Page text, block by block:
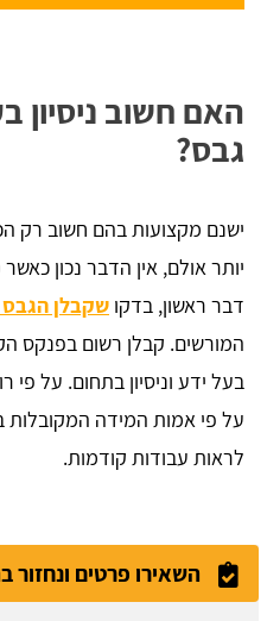
האם חשוב ניסיון
גבס?
ישנם מקצועות בהם חשוב רק
יותר אולם, אין הדבר נכון
דבר ראשון, בדקו שקבלן
המורשים. קבלן רשום בפנקס
בעל ידע וניסיון בתחום. על
על פי אמות המידה המקובלות
לראות עבודות קודמות.
השאירו פרטים ונחזור